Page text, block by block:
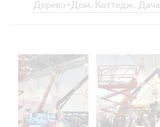
Дерево+Дом. Коттедж. Дача